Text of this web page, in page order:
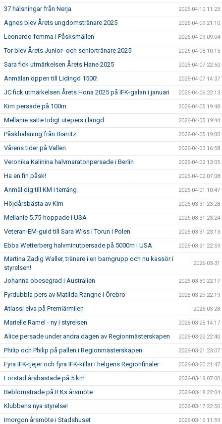
37 hälsningar från Nerja 2026-04-10 11:23
Agnes blev Årets ungdomstränare 2025 2026-04-09 21:10
Leonardo femma i Påsksmällen 2026-04-09 09:04
Tor blev Årets Junior- och seniortränare 2025 2026-04-08 10:15
Sara fick utmärkelsen Årets Hane 2025 2026-04-07 22:50
Anmälan öppen till Lidingö 1500! 2026-04-07 14:37
JC fick utmärkelsen Årets Hona 2025 på IFK-galan i januari 2026-04-06 22:13
Kim persade på 100m 2026-04-05 19:48
Mellanie satte tidigt utepers i längd 2026-04-05 19:44
Påskhälsning från Biarritz 2026-04-05 19:00
Vårens tider på Vallen 2026-04-03 16:58
Veronika Kalinina halvmaratonpersade i Berlin 2026-04-02 13:05
Ha en fin påsk! 2026-04-02 07:08
Anmäl dig till KM i terräng 2026-04-01 10:47
Höjdårsbästa av KIm 2026-03-31 23:28
Mellanie 5.75-hoppade i USA 2026-03-31 23:24
Veteran-EM-guld till Sara Wiss i Torun i Polen 2026-03-31 23:13
Ebba Wetterberg halvminutpersade på 5000m i USA 2026-03-31 22:59
Martina Zadig Waller, tränare i en barngrupp och nu kassör i
styrelsen!
2026-03-31
Johanna obesegrad i Australien 2026-03-30 22:17
Fyrdubbla pers av Matilda Rangne i Örebro 2026-03-29 22:19
Atlassi elva på Premiärmilen 2026-03-28
Marielle Ramel - ny i styrelsen 2026-03-25 14:17
Alice persade under andra dagen av Regionmästerskapen 2026-03-22 22:40
Philip och Philip på pallen i Regionmästerskapen 2026-03-21 23:07
Fyra IFK-tjejer och fyra IFK-killar i helgens Regionfinaler 2026-03-20 21:47
Lörstad årsbästade på 5 km 2026-03-19 07:00
Beblomstrade på IFKs årsmöte 2026-03-18 22:04
Klubbens nya styrelse! 2026-03-17 22:50
Imorgon årsmöte i Stadshuset 2026-03-16 11:59